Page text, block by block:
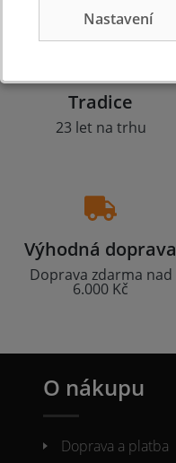
Tradice
23 let na trhu
Výhodná doprava
Doprava zdarma nad
6.000 Kč
O nákupu
Doprava a platba
Nastavení